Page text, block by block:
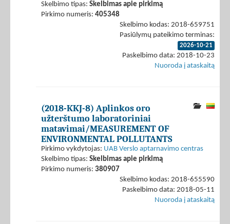
Skelbimo tipas: Skelbimas apie pirkimą
Pirkimo numeris: 405348
Skelbimo kodas: 2018-659751
Pasiūlymų pateikimo terminas:
2026-10-21
Paskelbimo data: 2018-10-23
Nuoroda į ataskaitą
(2018-KKJ-8) Aplinkos oro
užterštumo laboratoriniai
matavimai/MEASUREMENT OF
ENVIRONMENTAL POLLUTANTS
Pirkimo vykdytojas: UAB Verslo aptarnavimo centras
Skelbimo tipas: Skelbimas apie pirkimą
Pirkimo numeris: 380907
Skelbimo kodas: 2018-655590
Paskelbimo data: 2018-05-11
Nuoroda į ataskaitą